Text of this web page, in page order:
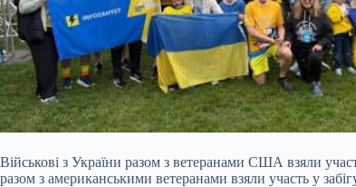
Військові з України разом з ветеранами США взяли
разом з американськими ветеранами взяли участь у